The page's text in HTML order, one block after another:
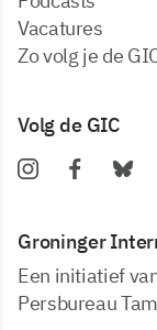
vacatures
zo volg je de
Volg de GIC
Groninger
Een initiatief
Persbureau